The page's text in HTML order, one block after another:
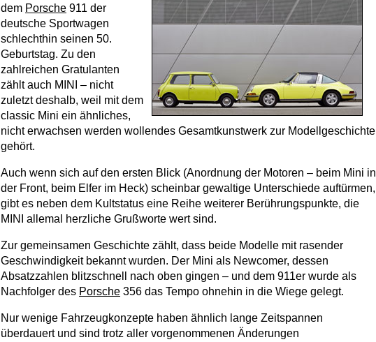
dem Porsche 911 der
deutsche Sportwagen
schlechthin seinen 50.
Geburtstag. Zu den
zahlreichen Gratulanten
zählt auch MINI – nicht
zuletzt deshalb, weil mit dem
classic Mini ein ähnliches,
nicht erwachsen werden wollendes Gesamtkunstwerk zur Modellgeschichte
gehört.
Auch wenn sich auf den ersten Blick (Anordnung der Motoren – beim Mini in
der Front, beim Elfer im Heck) scheinbar gewaltige Unterschiede auftürmen,
gibt es neben dem Kultstatus eine Reihe weiterer Berührungspunkte, die
MINI allemal herzliche Grußworte wert sind.
Zur gemeinsamen Geschichte zählt, dass beide Modelle mit rasender
Geschwindigkeit bekannt wurden. Der Mini als Newcomer, dessen
Absatzzahlen blitzschnell nach oben gingen – und dem 911er wurde als
Nachfolger des Porsche 356 das Tempo ohnehin in die Wiege gelegt.
Nur wenige Fahrzeugkonzepte haben ähnlich lange Zeitspannen
überdauert und sind trotz aller vorgenommenen Änderungen